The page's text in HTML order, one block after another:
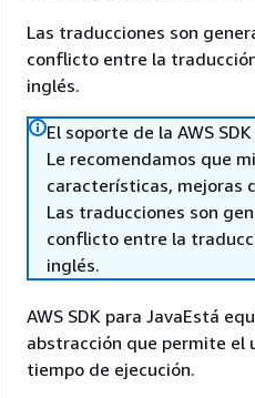
Las traducciones son
conflicto entre la
inglés.
El soporte de la AWS
Le recomendamos que
características, mejoras
Las traducciones son
conflicto entre la
inglés.
AWS SDK para JavaEstá
abstracción que permite el
tiempo de ejecución.